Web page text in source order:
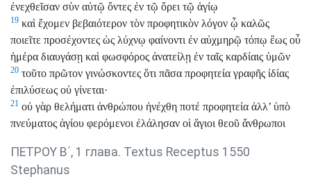
ἐνεχθεῖσαν σὺν αὐτῷ ὄντες ἐν τῷ ὄρει τῷ ἁγίῳ
19 καὶ ἔχομεν βεβαιότερον τὸν προφητικὸν λόγον ᾧ καλῶς
ποιεῖτε προσέχοντες ὡς λύχνῳ φαίνοντι ἐν αὐχμηρῷ τόπῳ ἕως οὗ
ἡμέρα διαυγάσῃ καὶ φωσφόρος ἀνατείλῃ ἐν ταῖς καρδίαις ὑμῶν
20 τοῦτο πρῶτον γινώσκοντες ὅτι πᾶσα προφητεία γραφῆς ἰδίας
ἐπιλύσεως οὐ γίνεται·
21 οὐ γὰρ θελήματι ἀνθρώπου ἠνέχθη ποτέ προφητεία ἀλλ’ ὑπὸ
πνεύματος ἁγίου φερόμενοι ἐλάλησαν οἱ ἅγιοι θεοῦ ἄνθρωποι
ΠΕΤΡΟΥ Β΄, 1 глава. Textus Receptus 1550
Stephanus